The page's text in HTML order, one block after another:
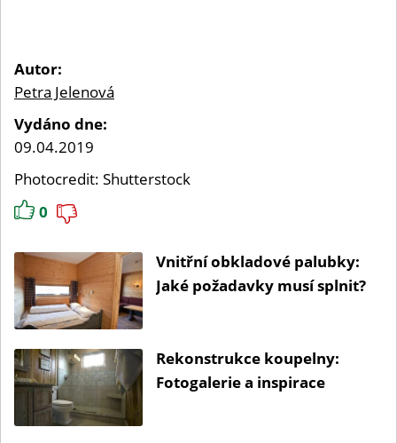
Autor:
Petra Jelenová
Vydáno dne:
09.04.2019
Photocredit: Shutterstock
0
Vnitřní obkladové palubky:
Jaké požadavky musí splnit?
Rekonstrukce koupelny:
Fotogalerie a inspirace